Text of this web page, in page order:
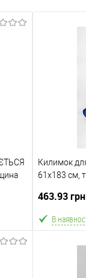
Килимок
61х183 см,
463.93
В